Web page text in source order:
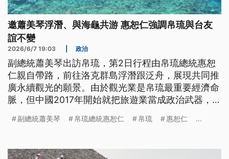
邀蕭美琴浮潛、與海龜共游 惠恕仁強調帛琉與台友
誼不變
2026/6/7 19:03 政治
副總統蕭美琴出訪帛琉，第2日行程由帛琉總統惠恕
仁親自帶路，前往洛克群島浮潛跟泛舟，展現共同推
廣永續觀光的願景。由於觀光業是帛琉最重要經濟命
脈，但中國2017年開始就把旅遊業當成政治武器，施
琉不會因為被施壓就改變跟台灣的關係。
副總統蕭美琴 帛琉總統惠恕仁 帛琉 惠恕仁 ...